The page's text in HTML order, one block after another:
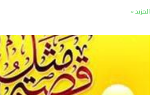
المزيد »